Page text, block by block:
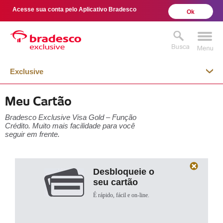
Exclusive
MAIS BUSCADOS
RECENTES
Meu Cartão
Bradesco Exclusive Visa Gold – Função
Crédito. Muito mais facilidade para você
seguir em frente.
Desbloqueie o
seu cartão
É rápido, fácil e on-line.
Acesse sua conta pelo Aplicativo Bradesco Ok